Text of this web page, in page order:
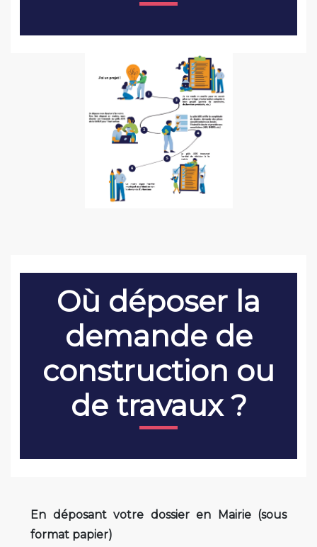
Où déposer la
demande de
construction ou
de travaux ?
En déposant votre dossier en Mairie (sous
format papier)